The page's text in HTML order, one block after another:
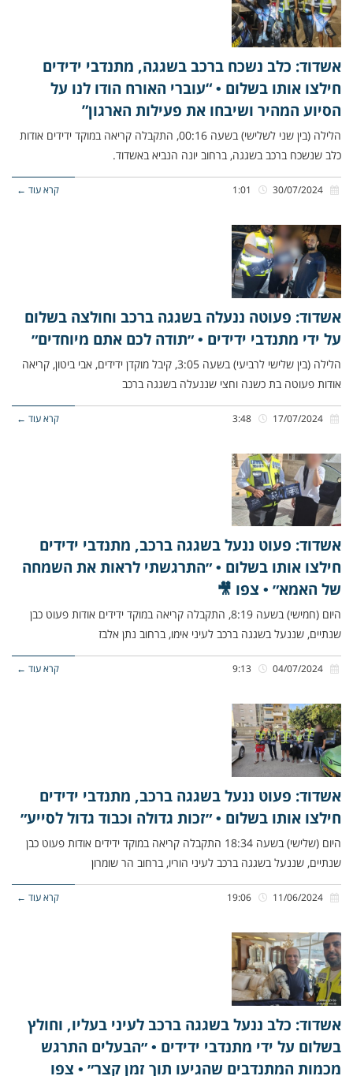
אשדוד: כלב נשכח ברכב בשגגה, מתנדבי ידידים
חילצו אותו בשלום • “עוברי האורח הודו לנו על
הסיוע המהיר ושיבחו את פעילות הארגון”
הלילה (בין שני לשלישי) בשעה 00:16, התקבלה קריאה במוקד ידידים אודות
כלב שנשכח ברכב בשגגה, ברחוב יונה הנביא באשדוד.
קרא עוד ←
אשדוד: פעוטה ננעלה בשגגה ברכב וחולצה בשלום
על ידי מתנדבי ידידים • ״תודה לכם אתם מיוחדים״
הלילה (בין שלישי לרביעי) בשעה 3:05, קיבל מוקדן ידידים, אבי ביטון, קריאה
אודות פעוטה בת כשנה וחצי שננעלה בשגגה ברכב
קרא עוד ←
אשדוד: פעוט ננעל בשגגה ברכב, מתנדבי ידידים
חילצו אותו בשלום • ״התרגשתי לראות את השמחה
של האמא״ • צפו 🎥
היום (חמישי) בשעה 8:19, התקבלה קריאה במוקד ידידים אודות פעוט כבן
שנתיים, שננעל בשגגה ברכב לעיני אימו, ברחוב נתן אלבז
קרא עוד ←
אשדוד: פעוט ננעל בשגגה ברכב, מתנדבי ידידים
חילצו אותו בשלום • ״זכות גדולה וכבוד גדול לסייע״
היום (שלישי) בשעה 18:34 התקבלה קריאה במוקד ידידים אודות פעוט כבן
שנתיים, שננעל בשגגה ברכב לעיני הוריו, ברחוב הר שומרון
קרא עוד ←
אשדוד: כלב ננעל בשגגה ברכב לעיני בעליו, וחולץ
בשלום על ידי מתנדבי ידידים • ״הבעלים התרגש
מכמות המתנדבים שהגיעו תוך זמן קצר״ • צפו